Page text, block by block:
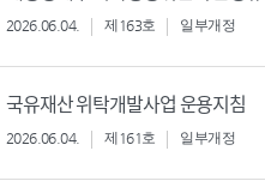
2026.06.04. 제163호 일부개정
국유재산 위탁개발사업 운용지침
2026.06.04. 제161호 일부개정